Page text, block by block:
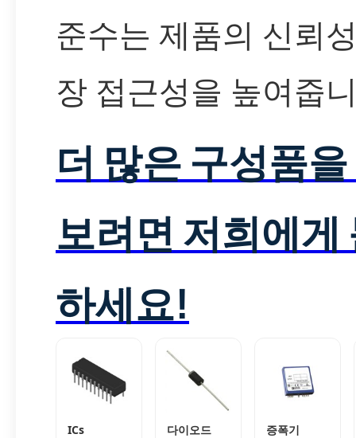
준수는 제품의 신뢰
장 접근성을 높여줍
더 많은 구성품
보려면 저희에게
하세요!
ICs 다이오드 증폭기